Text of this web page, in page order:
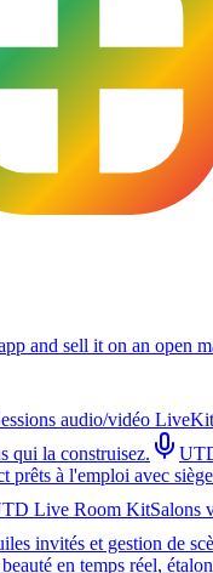
and sell it on an open
audio/vidéo
la construisez.
prêts à l'emploi avec
Live Room KitSalons
invités et gestion de
en temps réel,